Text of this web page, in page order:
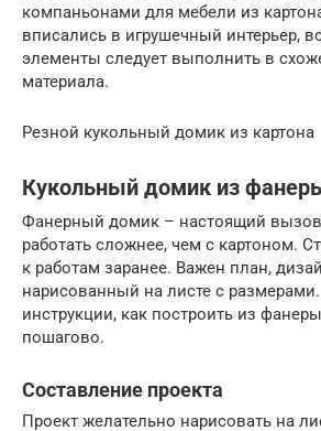
компаньонами для мебели из
вписались в игрушечный интерьер,
элементы следует выполнить в
материала.
Резной кукольный домик из картона
Кукольный домик из
Фанерный домик – настоящий
работать сложнее, чем с картоном.
к работам заранее. Важен план,
нарисованный на листе с
инструкции, как построить из
пошагово.
Составление проекта
Проект желательно нарисовать на